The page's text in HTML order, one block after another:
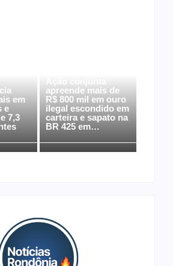
em
e
7,3
Ação conjunta
apreende mais de
R$ 800 mil em ouro
ilegal escondido em
carteira e sapato na
BR 425 em…